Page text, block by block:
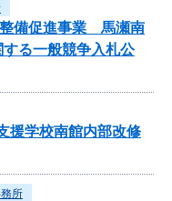
整備促進事業 馬瀬南
る一般競争入札公
援学校南館内部改修
所